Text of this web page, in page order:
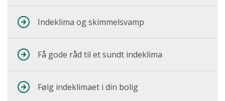
Indeklima og skimmelsvamp
Få gode råd til et sundt indeklima
Følg indeklimaet i din bolig